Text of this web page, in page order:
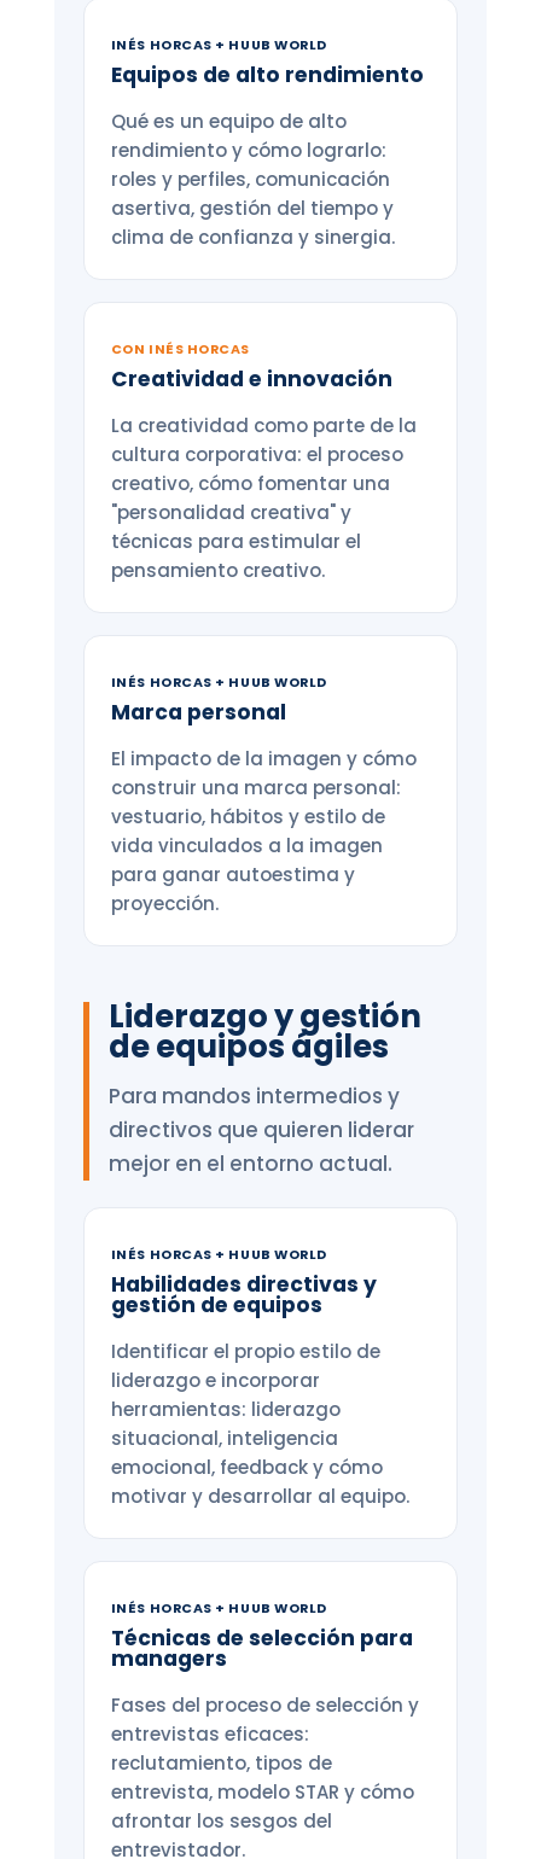
INÉS HORCAS + HUUB WORLD
Equipos de alto rendimiento
Qué es un equipo de alto
rendimiento y cómo lograrlo:
roles y perfiles, comunicación
asertiva, gestión del tiempo y
clima de confianza y sinergia.
CON INÉS HORCAS
Creatividad e innovación
La creatividad como parte de la
cultura corporativa: el proceso
creativo, cómo fomentar una
"personalidad creativa" y
técnicas para estimular el
pensamiento creativo.
INÉS HORCAS + HUUB WORLD
Marca personal
El impacto de la imagen y cómo
construir una marca personal:
vestuario, hábitos y estilo de
vida vinculados a la imagen
para ganar autoestima y
proyección.
Liderazgo y gestión
de equipos ágiles
Para mandos intermedios y
directivos que quieren liderar
mejor en el entorno actual.
INÉS HORCAS + HUUB WORLD
Habilidades directivas y
gestión de equipos
Identificar el propio estilo de
liderazgo e incorporar
herramientas: liderazgo
situacional, inteligencia
emocional, feedback y cómo
motivar y desarrollar al equipo.
INÉS HORCAS + HUUB WORLD
Técnicas de selección para
managers
Fases del proceso de selección y
entrevistas eficaces:
reclutamiento, tipos de
entrevista, modelo STAR y cómo
afrontar los sesgos del
entrevistador.